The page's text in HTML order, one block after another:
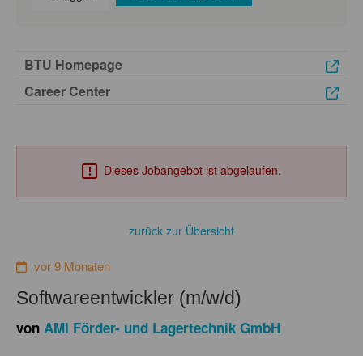
BTU Homepage
Career Center
Dieses Jobangebot ist abgelaufen.
zurück zur Übersicht
vor 9 Monaten
Softwareentwickler (m/w/d)
von AMI Förder- und Lagertechnik GmbH